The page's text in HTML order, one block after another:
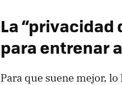
La
para entrenar
Para que suene mejor,